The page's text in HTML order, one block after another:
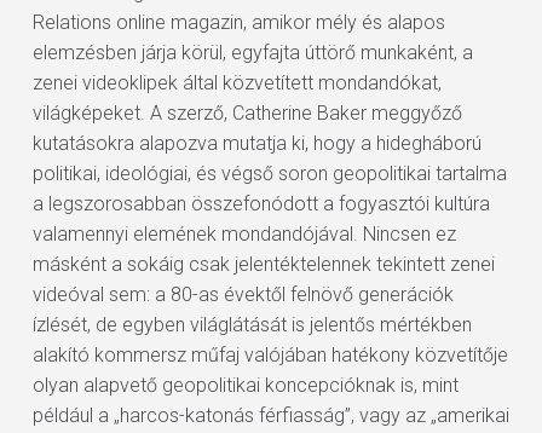
Relations online magazin, amikor mély és alapos
elemzésben járja körül, egyfajta úttörő munkaként, a
zenei videoklipek által közvetített mondandókat,
világképeket. A szerző, Catherine Baker meggyőző
kutatásokra alapozva mutatja ki, hogy a hidegháború
politikai, ideológiai, és végső soron geopolitikai tartalma
a legszorosabban összefonódott a fogyasztói kultúra
valamennyi elemének mondandójával. Nincsen ez
másként a sokáig csak jelentéktelennek tekintett zenei
videóval sem: a 80-as évektől felnövő generációk
ízlését, de egyben világlátását is jelentős mértékben
alakító kommersz műfaj valójában hatékony közvetítője
olyan alapvető geopolitikai koncepcióknak is, mint
például a „harcos-katonás férfiasság”, vagy az „amerikai